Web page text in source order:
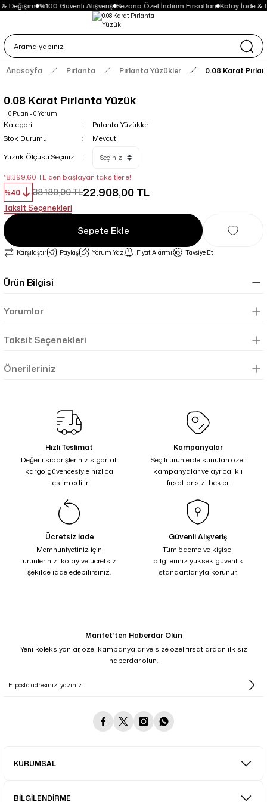
Değişim %100 Güvenli Alışveriş Sezona Özel İndirim Fırsatları Kolay İade &
Anasayfa Pırlanta Pırlanta Yüzükler 0.08 Karat
0.08 Karat Pırlanta Yüzük
0 Puan - 0 Yorum
Kategori
Pırlanta Yüzükler
Stok Durumu
Mevcut
Yüzük Ölçüsü Seçiniz
*8.399,60 TL den başlayan taksitlerle!
%40
38.180,00 TL22.908,00 TL
Taksit Seçenekleri
Sepete Ekle
Karşılaştır Paylaş Yorum Yaz Fiyat Alarmı Tavsiye Et
Ürün Bilgisi
Yorumlar
Taksit Seçenekleri
Önerileriniz
Hızlı Teslimat
Değerli siparişleriniz sigortalı
kargo güvencesiyle hızlıca
teslim edilir.
Kampanyalar
Seçili ürünlerde sunulan özel
kampanyalar ve ayrıcalıklı
fırsatlar sizi bekler.
Ücretsiz İade
Memnuniyetiniz için
ürünlerinizi kolay ve ücretsiz
şekilde iade edebilirsiniz.
Güvenli Alışveriş
Tüm ödeme ve kişisel
bilgileriniz yüksek güvenlik
standartlarıyla korunur.
Marifet’ten Haberdar Olun
Yeni koleksiyonlar, özel kampanyalar ve size özel fırsatlardan ilk siz
haberdar olun.
KURUMSAL
BİLGİLENDİRME